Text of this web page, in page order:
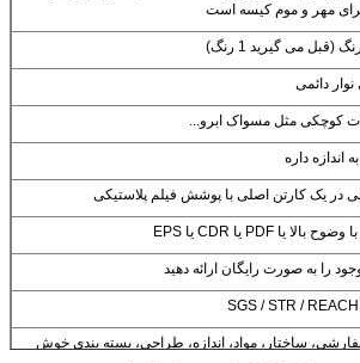
مهر و موم کیسه است
دائمی
کوچکی مثل مسواک ابرو...
اندازه داره
را به صورت رایگان ارائه دهید
SGS / STR /
ساختار، مواد، اندازه، طراحی، بسته بندی خوش